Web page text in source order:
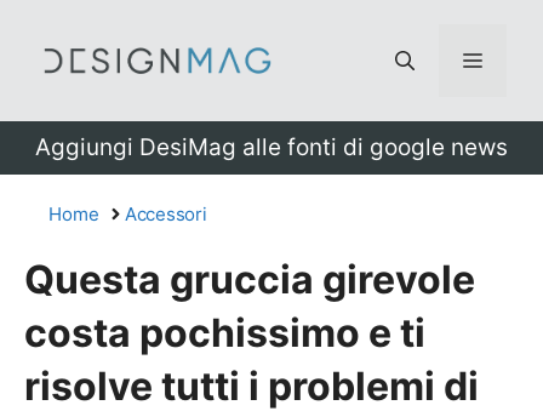
Menu
Aggiungi DesiMag alle fonti di google news
Home Accessori
Questa gruccia girevole
costa pochissimo e ti
risolve tutti i problemi di